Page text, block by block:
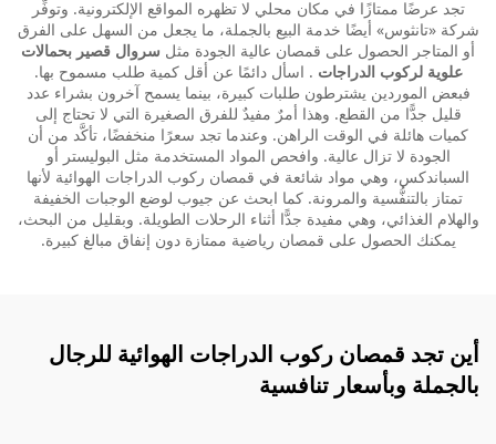
تجد عرضًا ممتازًا في مكان محلي لا تظهره المواقع الإلكترونية. وتوفِّر
شركة «تانثوس» أيضًا خدمة البيع بالجملة، ما يجعل من السهل على الفرق
أو المتاجر الحصول على قمصان عالية الجودة مثل سروال قصير بحمالات
علوية لركوب الدراجات . اسأل دائمًا عن أقل كمية طلب مسموح بها.
فبعض الموردين يشترطون طلبات كبيرة، بينما يسمح آخرون بشراء عدد
قليل جدًّا من القطع. وهذا أمرٌ مفيدٌ للفرق الصغيرة التي لا تحتاج إلى
كميات هائلة في الوقت الراهن. وعندما تجد سعرًا منخفضًا، تأكَّد من أن
الجودة لا تزال عالية. وافحص المواد المستخدمة مثل البوليستر أو
السباندكس، وهي مواد شائعة في قمصان ركوب الدراجات الهوائية لأنها
تمتاز بالتنفُّسية والمرونة. كما ابحث عن جيوب لوضع الوجبات الخفيفة
والهلام الغذائي، وهي مفيدة جدًّا أثناء الرحلات الطويلة. وبقليل من البحث،
يمكنك الحصول على قمصان رياضية ممتازة دون إنفاق مبالغ كبيرة.
أين تجد قمصان ركوب الدراجات الهوائية للرجال
بالجملة وبأسعار تنافسية